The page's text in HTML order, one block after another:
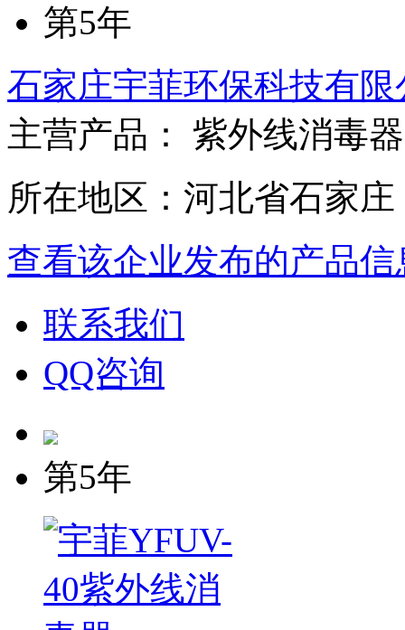
第5年
石家庄宇菲环保科技有限
主营产品： 紫外线消毒
所在地区：河北省石家庄
查看该企业发布的产品信
联系我们
QQ咨询
第5年